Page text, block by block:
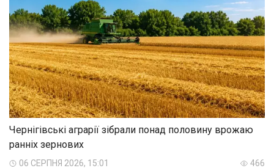
Чернігівські аграрії зібрали понад половину врожаю
ранніх зернових
06 СЕРПНЯ 2026, 15:01 466